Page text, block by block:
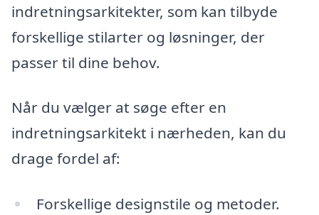
indretningsarkitekter, som kan tilbyde
forskellige stilarter og løsninger, der
passer til dine behov.
Når du vælger at søge efter en
indretningsarkitekt i nærheden, kan du
drage fordel af:
Forskellige designstile og metoder.